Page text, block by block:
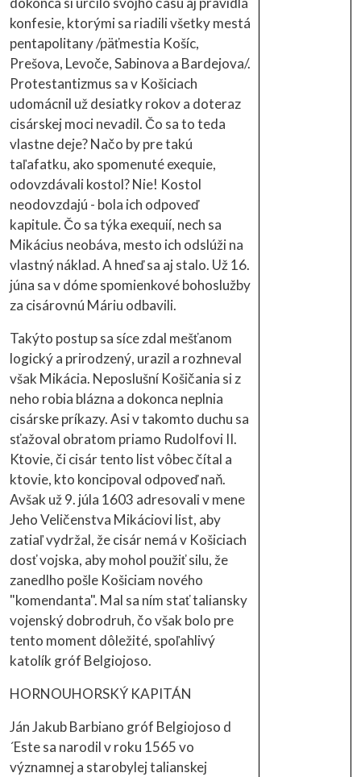
konfesie, ktorými sa riadili všetky mestá
pentapolitany /päťmestia Košíc,
Prešova, Levoče, Sabinova a Bardejova/.
Protestantizmus sa v Košiciach
udomácnil už desiatky rokov a doteraz
cisárskej moci nevadil. Čo sa to teda
vlastne deje? Načo by pre takú
taľafatku, ako spomenuté exequie,
odovzdávali kostol? Nie! Kostol
neodovzdajú - bola ich odpoveď
kapitule. Čo sa týka exequií, nech sa
Mikácius neobáva, mesto ich odslúži na
vlastný náklad. A hneď sa aj stalo. Už 16.
júna sa v dóme spomienkové bohoslužby
za cisárovnú Máriu odbavili.
Takýto postup sa síce zdal mešťanom
logický a prirodzený, urazil a rozhneval
však Mikácia. Neposlušní Košičania si z
neho robia blázna a dokonca neplnia
cisárske príkazy. Asi v takomto duchu sa
sťažoval obratom priamo Rudolfovi II.
Ktovie, či cisár tento list vôbec čítal a
ktovie, kto koncipoval odpoveď naň.
Avšak už 9. júla 1603 adresovali v mene
Jeho Veličenstva Mikáciovi list, aby
zatiaľ vydržal, že cisár nemá v Košiciach
dosť vojska, aby mohol použiť silu, že
zanedlho pošle Košiciam nového
"komendanta". Mal sa ním stať taliansky
vojenský dobrodruh, čo však bolo pre
tento moment dôležité, spoľahlivý
katolík gróf Belgiojoso.
HORNOUHORSKÝ KAPITÁN
Ján Jakub Barbiano gróf Belgiojoso d
´Este sa narodil v roku 1565 vo
významnej a starobylej talianskej